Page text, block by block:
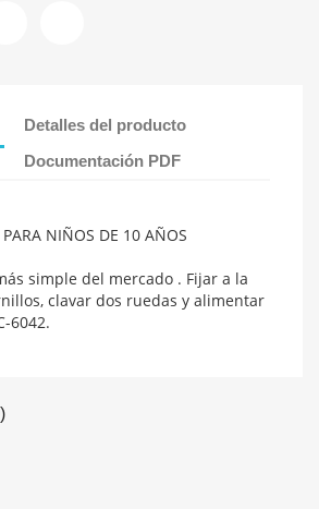
Detalles del producto
Documentación PDF
NIÑOS DE 10 AÑOS
simple del mercado . Fijar a la
clavar dos ruedas y alimentar
6042.